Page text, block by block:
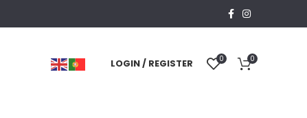
LOGIN / REGISTER 0 0